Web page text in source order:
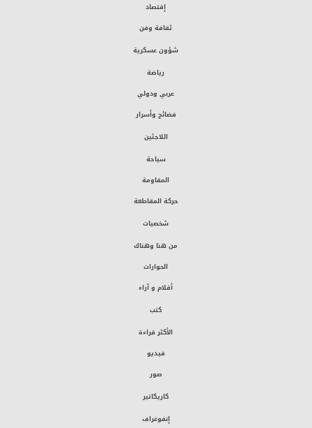
إقتصاد
ثقافة وفن
شؤون عسكرية
رياضة
عربي ودولي
فضائح وأسرار
اللاجئين
سياحة
المقاومة
حركة المقاطعة
شخصيات
من هنا وهناك
الحوارات
أقلام و آراء
كتب
الأكثر قراءة
فيديو
صور
كاريكاتير
إنفوغراف